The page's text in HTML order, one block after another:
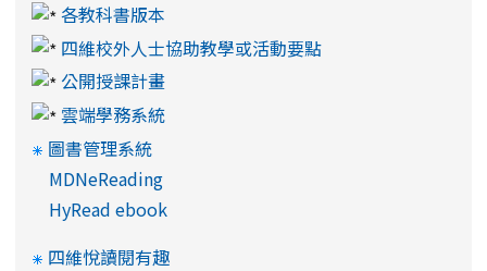
各教科書版本
四維校外人士協助教學或活動要點
公開授課計畫
雲端學務系統
圖書管理系統
MDNeReading
HyRead ebook
四維悅讀閱有趣